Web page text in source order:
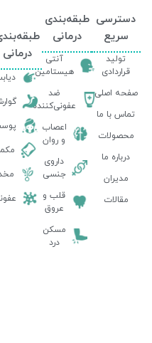
دسترسی
سریع
تولید
قراردادی
صفحه اصلی
تماس با ما
محصولات
درباره ما
مدیران
مقالات
طبقه‌بندی
درمانی
آنتی
هیستامین
ضد
عفونی‌کننده
اعصاب
و روان
داروی
جنسی
قلب و
عروق
مسکن
درد
درمانی